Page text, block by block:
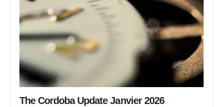
The Cordoba Update Janvier 2026